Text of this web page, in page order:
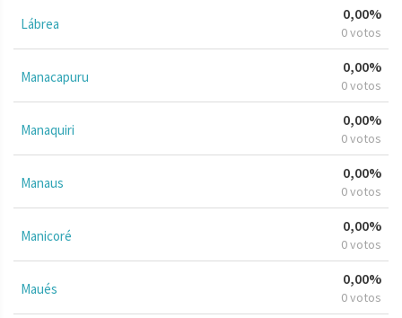
Lábrea
0,00%
0 votos
Manacapuru
0,00%
0 votos
Manaquiri
0,00%
0 votos
Manaus
0,00%
0 votos
Manicoré
0,00%
0 votos
Maués
0,00%
0 votos